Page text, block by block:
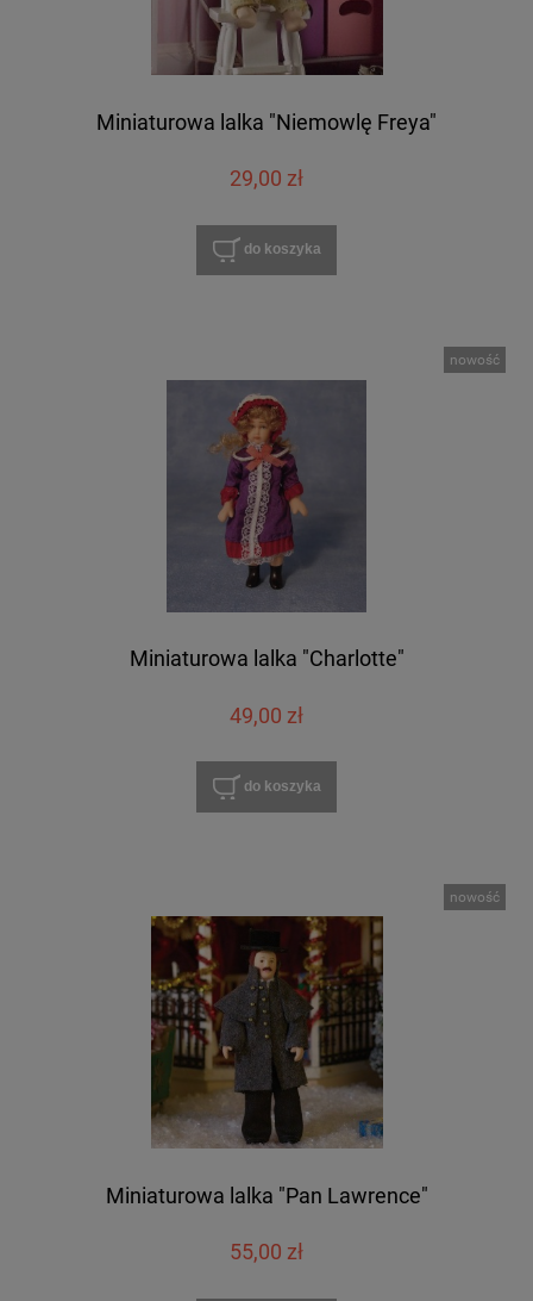
Miniaturowa lalka "Niemowlę Freya"
29,00 zł
do koszyka
Miniaturowa lalka "Charlotte"
49,00 zł
do koszyka
nowość
Miniaturowa lalka "Pan Lawrence"
55,00 zł
nowość